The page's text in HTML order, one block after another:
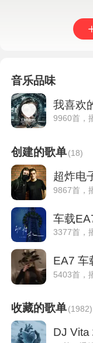
音乐品味
我喜欢
9960首，
创建的歌单(18)
超炸电
9867首，
车载
3377首，
EA7 车
5403首，
收藏的歌单(1982)
DJ Vita